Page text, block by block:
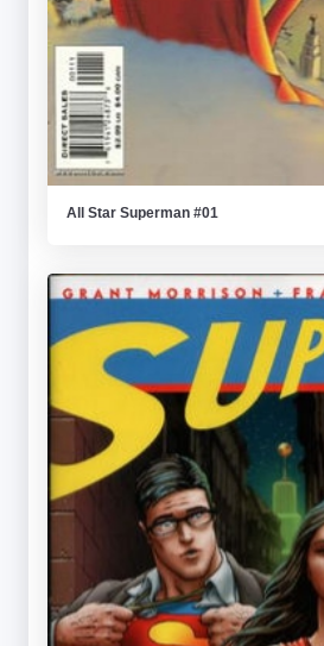
All Star Superman #01